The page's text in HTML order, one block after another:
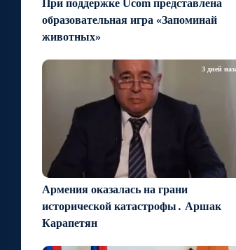
При поддержке Ucom представлена
образовательная игра «Запоминай
животных»
Армения оказалась на грани
исторической катастрофы․ Аршак
Карапетян
3 дней